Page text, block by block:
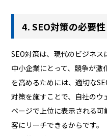
4. SEO対策の必要
SEO対策は、現代のビジネ
中小企業にとって、競争が
を高めるためには、適切な
対策を施すことで、自社の
ページで上位に表示される
客にリーチできるからです。